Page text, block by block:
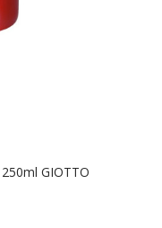
GIOTTO